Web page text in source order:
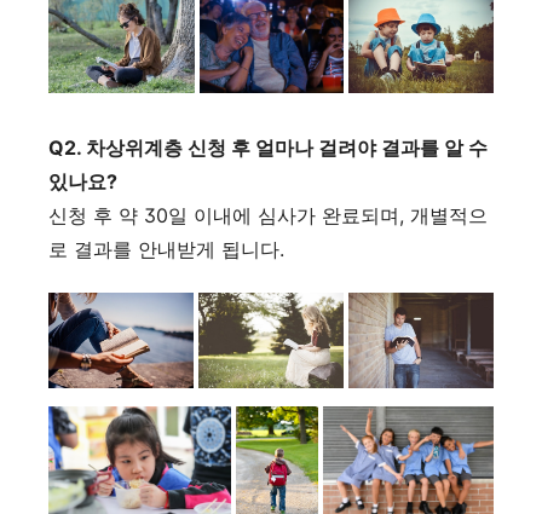
Q2. 차상위계층 신청 후 얼마나 걸려야 결과를 알 수
있나요?
신청 후 약 30일 이내에 심사가 완료되며, 개별적으
로 결과를 안내받게 됩니다.